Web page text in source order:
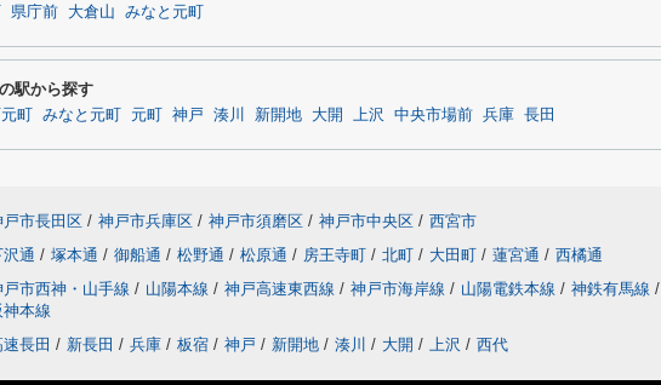
県庁前 大倉山 みなと元町
駅から探す
町 みなと元町 元町 神戸 湊川 新開地 大開 上沢 中央市場前 兵庫 長田
戸市長田区 / 神戸市兵庫区 / 神戸市須磨区 / 神戸市中央区 / 西宮市
沢通 / 塚本通 / 御船通 / 松野通 / 松原通 / 房王寺町 / 北町 / 大田町 / 蓮宮通 / 西橘通
戸市西神・山手線 / 山陽本線 / 神戸高速東西線 / 神戸市海岸線 / 山陽電鉄本線 / 神鉄有馬線 /
神本線
長田 / 新長田 / 兵庫 / 板宿 / 神戸 / 新開地 / 湊川 / 大開 / 上沢 / 西代